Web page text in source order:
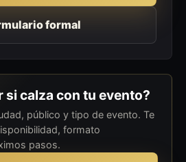
formal
si calza con tu evento?
público y tipo de evento. Te
formato
pasos.